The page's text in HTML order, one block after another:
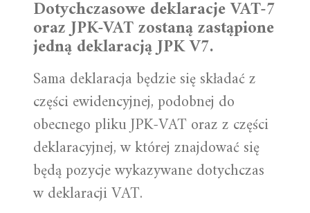
Dotychczasowe deklaracje VAT-7
oraz JPK-VAT zostaną zastąpione
jedną deklaracją JPK V7.
Sama deklaracja będzie się składać z
części ewidencyjnej, podobnej do
obecnego pliku JPK-VAT oraz z części
deklaracyjnej, w której znajdować się
będą pozycje wykazywane dotychczas
w deklaracji VAT.